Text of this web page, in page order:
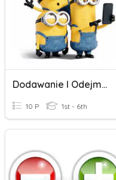
Dodawanie I Odejmowanie Ułamków Zwykłych J.m
10 P 1st - 6th